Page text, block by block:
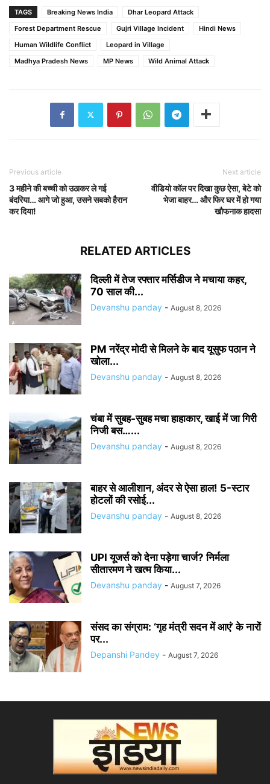
TAGS Breaking News India
Dhar Leopard Attack
Forest Department Rescue
Gujri Village Incident
Hindi News
Human Wildlife Conflict
Leopard in Village
Madhya Pradesh News
MP News Wild Animal Attack
Previous article
3 महीने की बच्ची को उठाकर ले गई
बंदरिया… आगे जो हुआ, उसने सबको हैरान
कर दिया!
Next article
वीडियो कॉल पर दिखा कुछ ऐसा, बेटे को
भेजा बाहर… और फिर घर में हो गया
खौफनाक हादसा
RELATED ARTICLES
दिल्ली में तेज रफ्तार मर्सिडीज ने मचाया कहर,
70 साल की...
Devanshu panday - August 8, 2026
PM नरेंद्र मोदी से मिलने के बाद यूसुफ पठान ने
खोला...
Devanshu panday - August 8, 2026
चंबा में सुबह-सुबह मचा हाहाकार, खाई में जा गिरी
निजी बस…...
Devanshu panday - August 8, 2026
बाहर से आलीशान, अंदर से ऐसा हाल! 5-स्टार
होटलों की रसोई...
Devanshu panday - August 8, 2026
UPI यूजर्स को देना पड़ेगा चार्ज? निर्मला
सीतारमण ने खत्म किया...
Devanshu panday - August 7, 2026
संसद का संग्राम: ‘गृह मंत्री सदन में आएं’ के नारों
पर...
Depanshi Pandey - August 7, 2026